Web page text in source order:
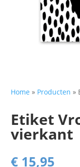
Home » Producten »
Etiket
vierkant
€ 15,95